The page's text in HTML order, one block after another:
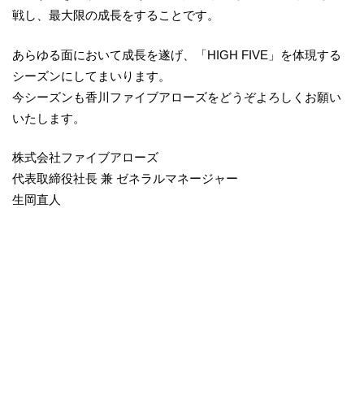
戦し、最大限の成長をすることです。
あらゆる面において成長を遂げ、「HIGH FIVE」を体現する
シーズンにしてまいります。
今シーズンも香川ファイブアローズをどうぞよろしくお願い
いたします。
株式会社ファイブアローズ
代表取締役社長 兼 ゼネラルマネージャー
生岡直人